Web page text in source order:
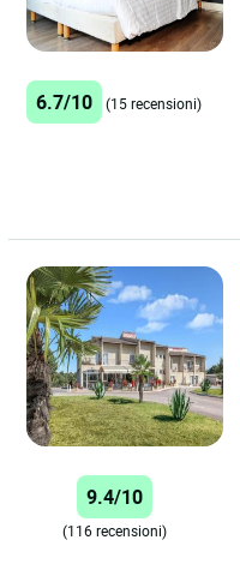
6.7/10 (15 recensioni)
9.4/10
(116 recensioni)